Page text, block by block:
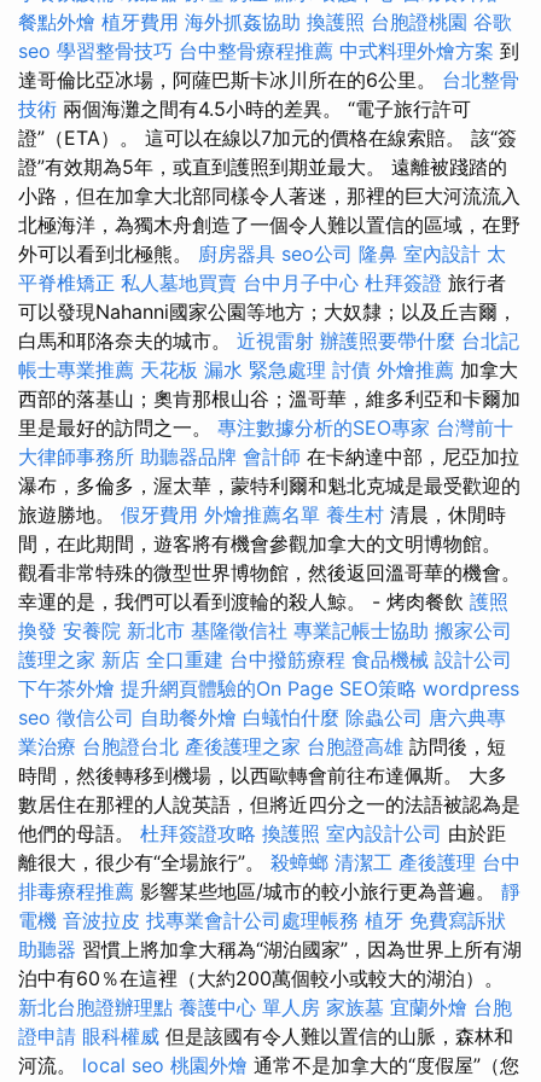
餐點外燴 植牙費用 海外抓姦協助 換護照 台胞證桃園 谷歌
seo 學習整骨技巧 台中整骨療程推薦 中式料理外燴方案 到
達哥倫比亞冰場，阿薩巴斯卡冰川所在的6公里。 台北整骨
技術 兩個海灘之間有4.5小時的差異。 “電子旅行許可
證”（ETA）。 這可以在線以7加元的價格在線索賠。 該“簽
證”有效期為5年，或直到護照到期並最大。 遠離被踐踏的
小路，但在加拿大北部同樣令人著迷，那裡的巨大河流流入
北極海洋，為獨木舟創造了一個令人難以置信的區域，在野
外可以看到北極熊。 廚房器具 seo公司 隆鼻 室內設計 太
平脊椎矯正 私人墓地買賣 台中月子中心 杜拜簽證 旅行者
可以發現Nahanni國家公園等地方；大奴隸；以及丘吉爾，
白馬和耶洛奈夫的城市。 近視雷射 辦護照要帶什麼 台北記
帳士專業推薦 天花板 漏水 緊急處理 討債 外燴推薦 加拿大
西部的落基山；奧肯那根山谷；溫哥華，維多利亞和卡爾加
里是最好的訪問之一。 專注數據分析的SEO專家 台灣前十
大律師事務所 助聽器品牌 會計師 在卡納達中部，尼亞加拉
瀑布，多倫多，渥太華，蒙特利爾和魁北克城是最受歡迎的
旅遊勝地。 假牙費用 外燴推薦名單 養生村 清晨，休閒時
間，在此期間，遊客將有機會參觀加拿大的文明博物館。
觀看非常特殊的微型世界博物館，然後返回溫哥華的機會。
幸運的是，我們可以看到渡輪的殺人鯨。 - 烤肉餐飲 護照
換發 安養院 新北市 基隆徵信社 專業記帳士協助 搬家公司
護理之家 新店 全口重建 台中撥筋療程 食品機械 設計公司
下午茶外燴 提升網頁體驗的On Page SEO策略 wordpress
seo 徵信公司 自助餐外燴 白蟻怕什麼 除蟲公司 唐六典專
業治療 台胞證台北 產後護理之家 台胞證高雄 訪問後，短
時間，然後轉移到機場，以西歐轉會前往布達佩斯。 大多
數居住在那裡的人說英語，但將近四分之一的法語被認為是
他們的母語。 杜拜簽證攻略 換護照 室內設計公司 由於距
離很大，很少有“全場旅行”。 殺蟑螂 清潔工 產後護理 台中
排毒療程推薦 影響某些地區/城市的較小旅行更為普遍。 靜
電機 音波拉皮 找專業會計公司處理帳務 植牙 免費寫訴狀
助聽器 習慣上將加拿大稱為“湖泊國家”，因為世界上所有湖
泊中有60％在這裡（大約200萬個較小或較大的湖泊）。
新北台胞證辦理點 養護中心 單人房 家族墓 宜蘭外燴 台胞
證申請 眼科權威 但是該國有令人難以置信的山脈，森林和
河流。 local seo 桃園外燴 通常不是加拿大的“度假屋”（您